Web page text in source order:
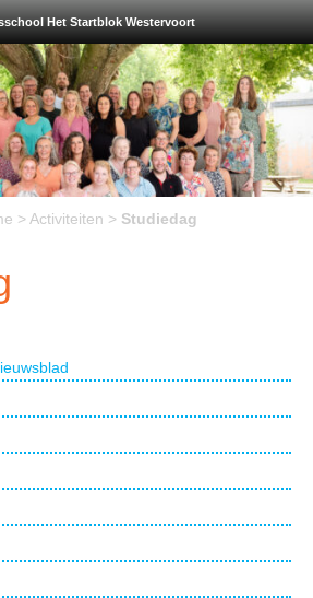
Het Startblok Westervoort
> Activiteiten > Studiedag